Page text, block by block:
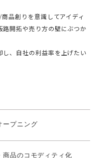
品創りを意識してアイディ
路開拓や売り方の壁にぶつか
し、自社の利益率を上げたい
ープニング
商品のコモディティ化